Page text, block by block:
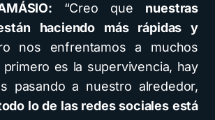
“Creo que nuestras
haciendo más rápidas y
nos enfrentamos a muchos
primero es la supervivencia, hay
pasando a nuestro alrededor,
lo de las redes sociales está